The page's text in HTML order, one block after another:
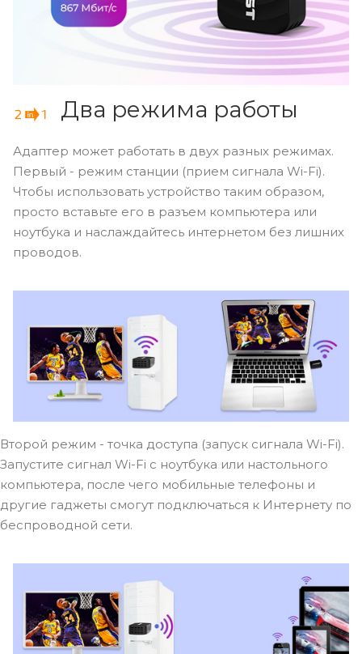
Два режима работы
Адаптер может работать в двух разных режимах.
Первый - режим станции (прием сигнала Wi-Fi).
Чтобы использовать устройство таким образом,
просто вставьте его в разъем компьютера или
ноутбука и наслаждайтесь интернетом без лишних
проводов.
Второй режим - точка доступа (запуск сигнала Wi-Fi).
Запустите сигнал Wi-Fi с ноутбука или настольного
компьютера, после чего мобильные телефоны и
другие гаджеты смогут подключаться к Интернету по
беспроводной сети.